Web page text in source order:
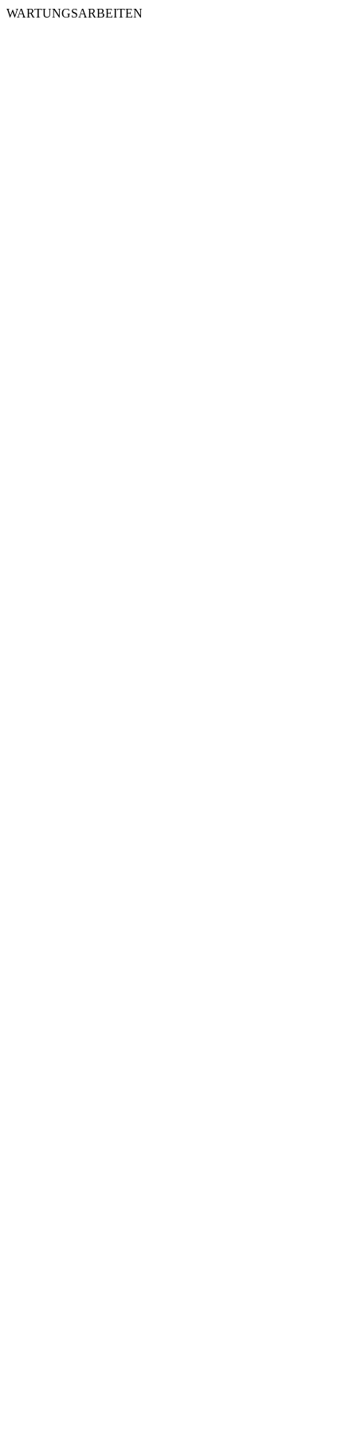
WARTUNGSARBEITEN